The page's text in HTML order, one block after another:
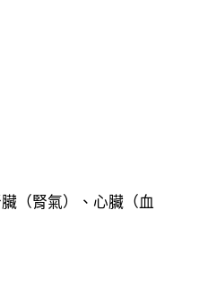
（腎氣）、心臟（血